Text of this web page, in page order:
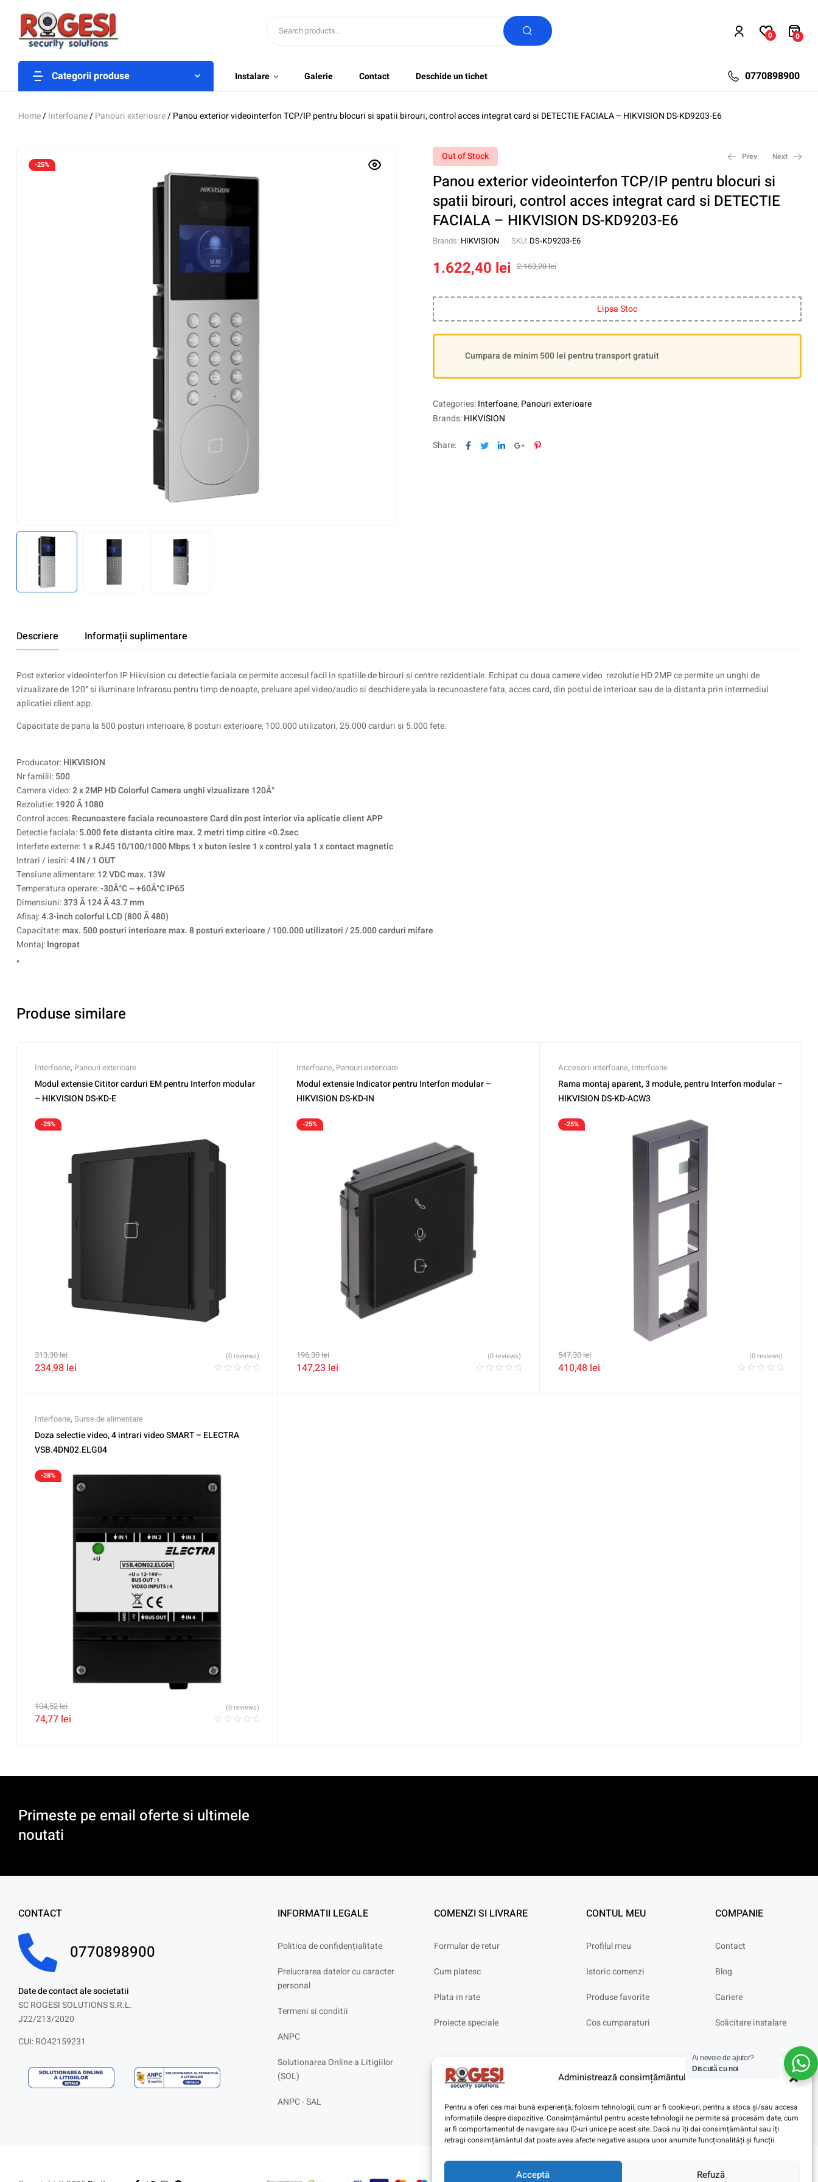
Administrează consimțământul
Pentru a oferi cea mai bună experiență, folosim tehnologii, cum ar fi cookie-uri, pentru a stoca și/sau accesa
informațiile despre dispozitive. Consimțământul pentru aceste tehnologii ne permite să procesăm date, cum
ar fi comportamentul de navigare sau ID-uri unice pe acest site. Dacă nu îți dai consimțământul sau îți
retragi consimțământul dat poate avea afecte negative asupra unor anumite funcționalități și funcții.
Acceptă Refuză
0 0
Categorii produse Instalare Galerie Contact Deschide un tichet 0770898900
Home/Interfoane/Panouri exterioare/ Panou exterior videointerfon TCP/IP pentru blocuri si spatii birouri, control acces integrat card si DETECTIE FACIALA – HIKVISION DS-KD9203-E6
-25%
Out of Stock Prev
65,00lei
48,75lei
Next
679,90lei
509,93 lei
Panou exterior videointerfon TCP/IP pentru blocuri si
spatii birouri, control acces integrat card si DETECTIE
FACIALA – HIKVISION DS-KD9203-E6
Brands: HIKVISION SKU: DS-KD9203-E6
2.163,20lei
1.622,40 lei
Lipsa Stoc
Cumpara de minim 500 lei pentru transport gratuit
Categories:Interfoane, Panouri exterioare
Brands:HIKVISION
Share: Facebook
TwitterLinkedinGoogle+Pinterest
Descriere Informații suplimentare
Post exterior videointerfon IP Hikvision cu detectie faciala ce permite accesul facil in spatiile de birouri si centre rezidentiale. Echipat cu doua camere video rezolutie HD 2MP ce permite un unghi de
vizualizare de 120° si iluminare Infrarosu pentru timp de noapte, preluare apel video/audio si deschidere yala la recunoastere fata, acces card, din postul de interioar sau de la distanta prin intermediul
aplicatiei client app.
Capacitate de pana la 500 posturi interioare, 8 posturi exterioare, 100.000 utilizatori, 25.000 carduri si 5.000 fete.
Producator:HIKVISION
Nr familii:500
Camera video:2 x 2MP HD Colorful Camera unghi vizualizare 120Â°
Rezolutie:1920 Ã 1080
Control acces:Recunoastere faciala recunoastere Card din post interior via aplicatie client APP
Detectie faciala:5.000 fete distanta citire max. 2 metri timp citire <0.2sec
Interfete externe:1 x RJ45 10/100/1000 Mbps 1 x buton iesire 1 x control yala 1 x contact magnetic
Intrari / iesiri:4 IN / 1 OUT
Tensiune alimentare:12 VDC max. 13W
Temperatura operare:-30Â°C ~ +60Â°C IP65
Dimensiuni:373 Ã 124 Ã 43.7 mm
Afisaj:4.3-inch colorful LCD (800 Ã 480)
Capacitate:max. 500 posturi interioare max. 8 posturi exterioare / 100.000 utilizatori / 25.000 carduri mifare
Montaj:Ingropat
„
Produse similare
Interfoane, Panouri exterioare
Modul extensie Cititor carduri EM pentru Interfon modular
– HIKVISION DS-KD-E
-25%
313,30lei
234,98 lei
(0 reviews)
Interfoane, Panouri exterioare
Modul extensie Indicator pentru Interfon modular –
HIKVISION DS-KD-IN
-25%
196,30lei
147,23 lei
(0 reviews)
Accesorii interfoane, Interfoane
Rama montaj aparent, 3 module, pentru Interfon modular –
HIKVISION DS-KD-ACW3
-25%
547,30lei
410,48 lei
(0 reviews)
Interfoane, Surse de alimentare
Doza selectie video, 4 intrari video SMART – ELECTRA
VSB.4DN02.ELG04
-28%
104,52lei
74,77 lei
(0 reviews)
Primeste pe email oferte si ultimele
noutati
CONTACT
0770898900
Date de contact ale societatii
SC ROGESI SOLUTIONS S.R.L.
J22/213/2020
CUI: RO42159231
INFORMATII LEGALE
Politica de confidențialitate
Prelucrarea datelor cu caracter
personal
Termeni si conditii
ANPC
Solutionarea Online a Litigiilor
(SOL)
ANPC - SAL
COMENZI SI LIVRARE
Formular de retur
Cum platesc
Plata in rate
Proiecte speciale
CONTUL MEU
Profilul meu
Istoric comenzi
Produse favorite
Cos cumparaturi
COMPANIE
Contact
Blog
Cariere
Solicitare instalare
Ai nevoie de ajutor?
Discută cu noi